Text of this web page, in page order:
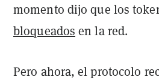
momento dijo que los
bloqueados en la red.
Pero ahora, el protocolo